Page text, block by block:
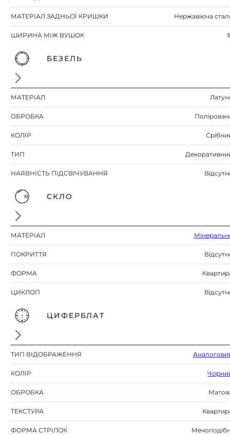
МАТЕРІАЛ ЗАДНЬОЇ КРИШКИ Нержавіюча
ШИРИНА МІЖ ВУШОК
БЕЗЕЛЬ
МАТЕРІАЛ
ОБРОБКА
КОЛІР
ТИП
НАЯВНІСТЬ ПІДСВІЧУВАННЯ
СКЛО
МАТЕРІАЛ
ПОКРИТТЯ
ФОРМА
ЦИКЛОП
ЦИФЕРБЛАТ
ТИП ВІДОБРАЖЕННЯ
КОЛІР
ОБРОБКА
ТЕКСТУРА
ФОРМА СТРІЛОК